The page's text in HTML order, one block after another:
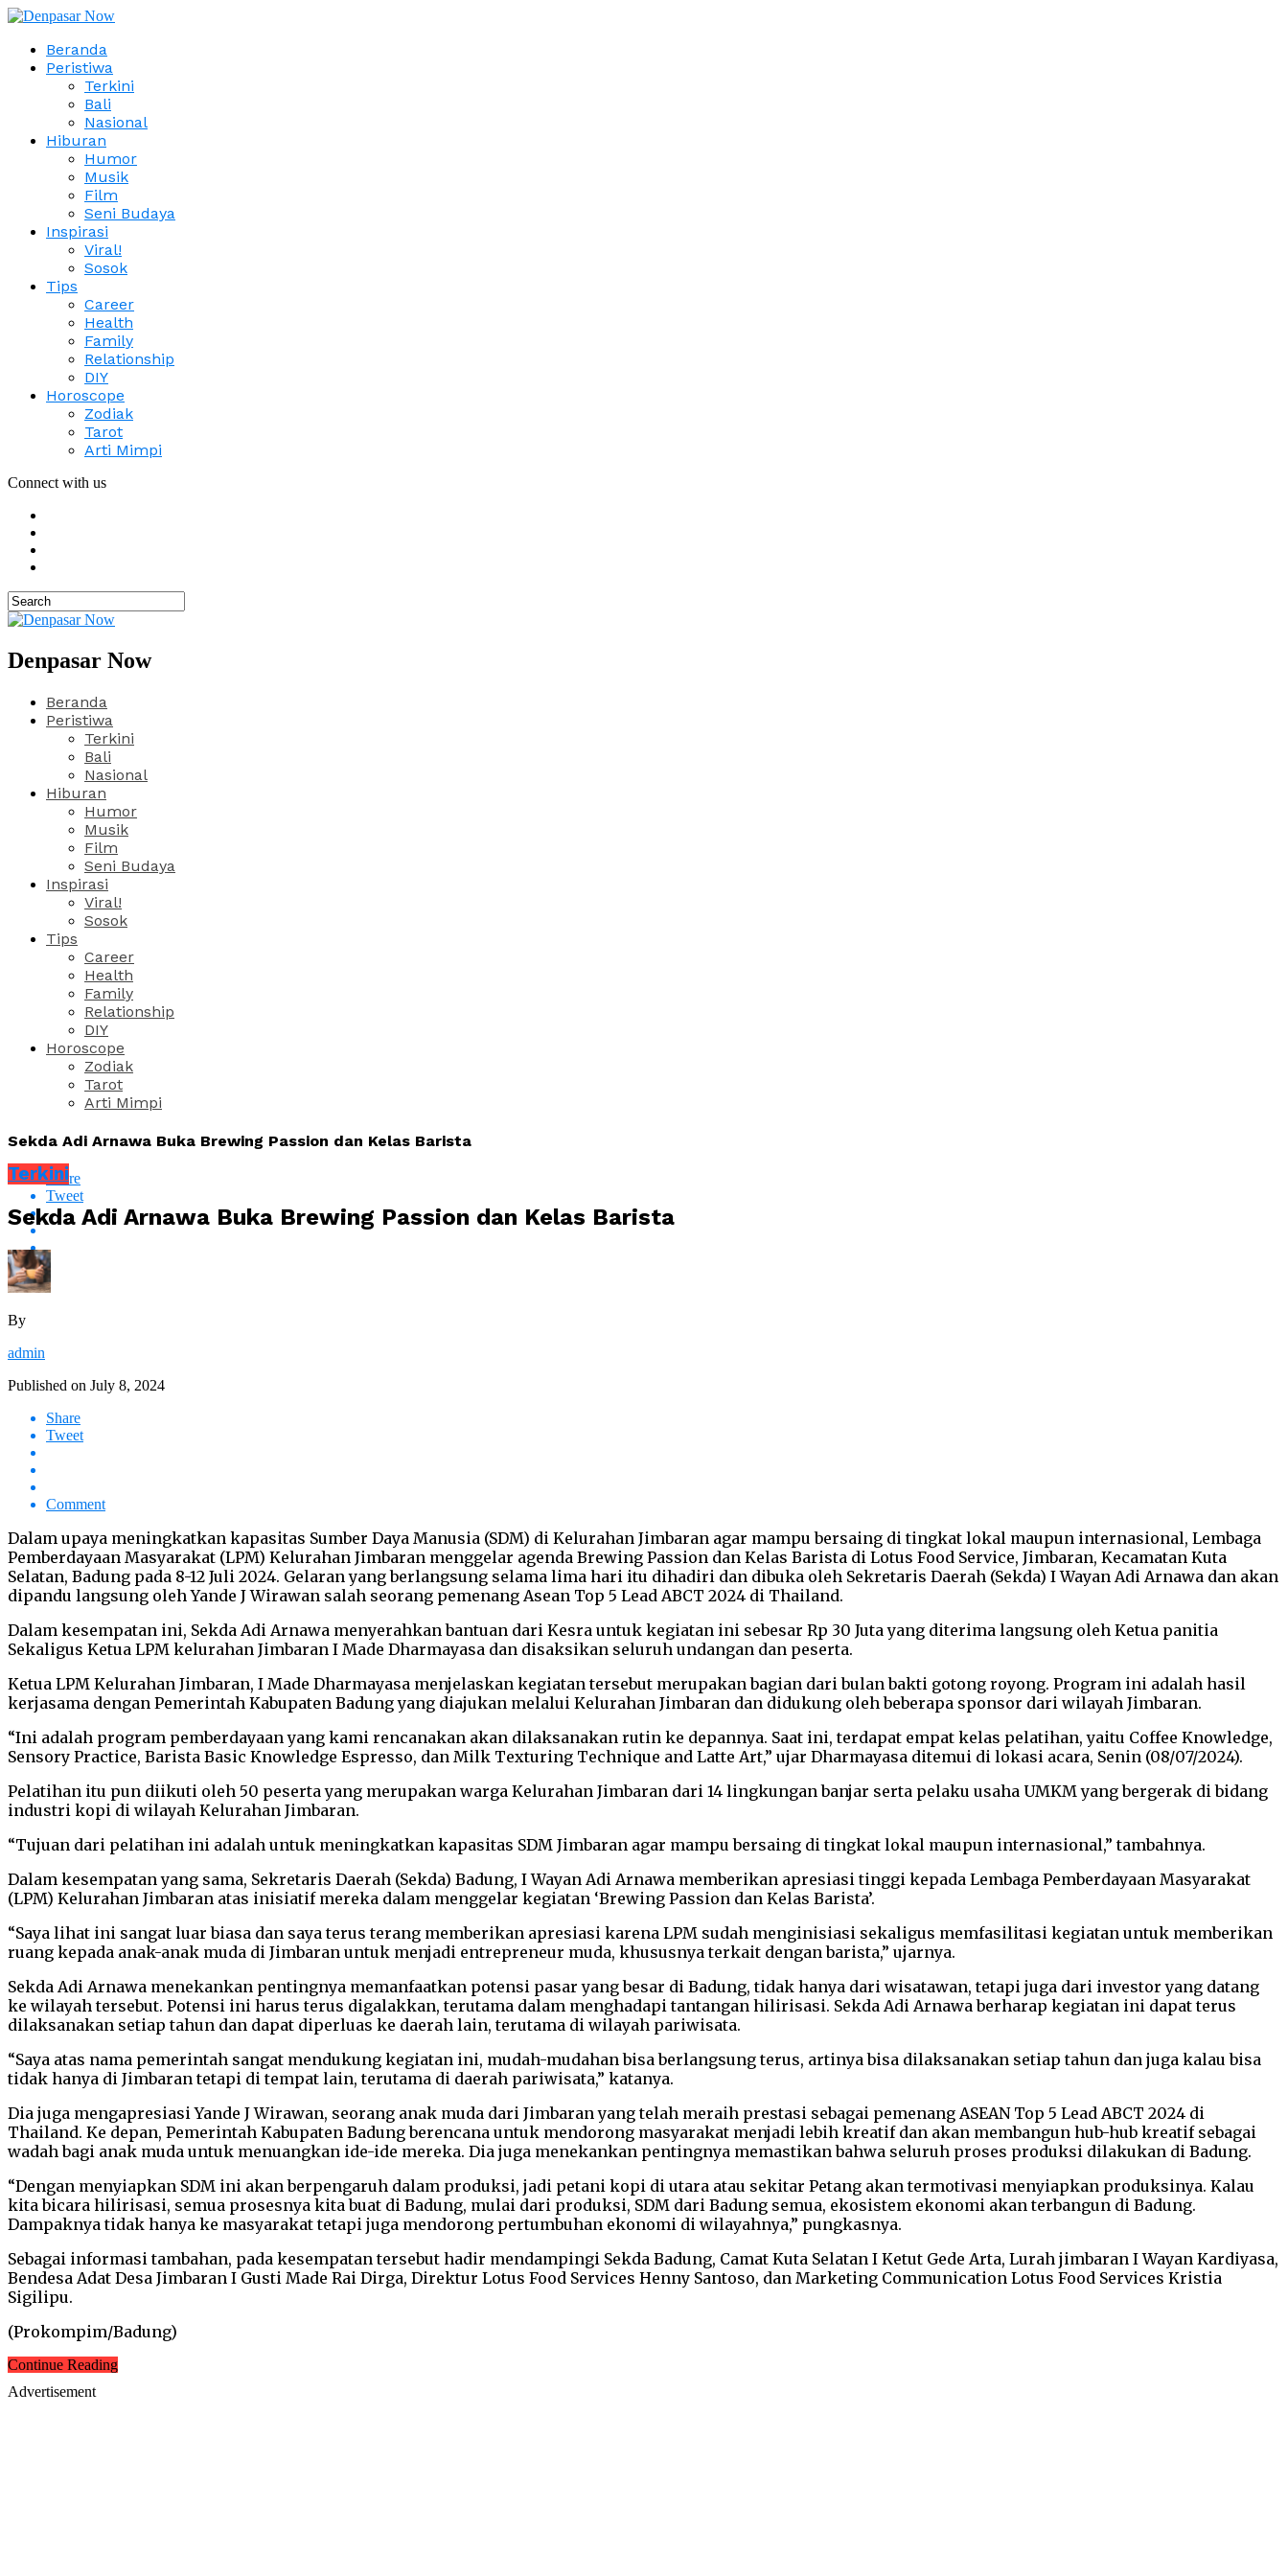
Beranda
Peristiwa
Terkini
Bali
Nasional
Hiburan
Humor
Musik
Film
Seni Budaya
Inspirasi
Viral!
Sosok
Tips
Career
Health
Family
Relationship
DIY
Horoscope
Zodiak
Tarot
Arti Mimpi
Connect with us
Denpasar Now
Beranda
Peristiwa
Terkini
Bali
Nasional
Hiburan
Humor
Musik
Film
Seni Budaya
Inspirasi
Viral!
Sosok
Tips
Career
Health
Family
Relationship
DIY
Horoscope
Zodiak
Tarot
Arti Mimpi
Sekda Adi Arnawa Buka Brewing Passion dan Kelas Barista
Share
Tweet
Terkini
Sekda Adi Arnawa Buka Brewing Passion dan Kelas Barista
By
admin
Published on July 8, 2024
Share
Tweet
Comment
Dalam upaya meningkatkan kapasitas Sumber Daya Manusia (SDM) di Kelurahan Jimbaran agar mampu bersaing di tingkat lokal maupun internasional, Lembaga
Pemberdayaan Masyarakat (LPM) Kelurahan Jimbaran menggelar agenda Brewing Passion dan Kelas Barista di Lotus Food Service, Jimbaran, Kecamatan Kuta
Selatan, Badung pada 8-12 Juli 2024. Gelaran yang berlangsung selama lima hari itu dihadiri dan dibuka oleh Sekretaris Daerah (Sekda) I Wayan Adi Arnawa dan akan
dipandu langsung oleh Yande J Wirawan salah seorang pemenang Asean Top 5 Lead ABCT 2024 di Thailand.
Dalam kesempatan ini, Sekda Adi Arnawa menyerahkan bantuan dari Kesra untuk kegiatan ini sebesar Rp 30 Juta yang diterima langsung oleh Ketua panitia
Sekaligus Ketua LPM kelurahan Jimbaran I Made Dharmayasa dan disaksikan seluruh undangan dan peserta.
Ketua LPM Kelurahan Jimbaran, I Made Dharmayasa menjelaskan kegiatan tersebut merupakan bagian dari bulan bakti gotong royong. Program ini adalah hasil
kerjasama dengan Pemerintah Kabupaten Badung yang diajukan melalui Kelurahan Jimbaran dan didukung oleh beberapa sponsor dari wilayah Jimbaran.
“Ini adalah program pemberdayaan yang kami rencanakan akan dilaksanakan rutin ke depannya. Saat ini, terdapat empat kelas pelatihan, yaitu Coffee Knowledge,
Sensory Practice, Barista Basic Knowledge Espresso, dan Milk Texturing Technique and Latte Art,” ujar Dharmayasa ditemui di lokasi acara, Senin (08/07/2024).
Pelatihan itu pun diikuti oleh 50 peserta yang merupakan warga Kelurahan Jimbaran dari 14 lingkungan banjar serta pelaku usaha UMKM yang bergerak di bidang
industri kopi di wilayah Kelurahan Jimbaran.
“Tujuan dari pelatihan ini adalah untuk meningkatkan kapasitas SDM Jimbaran agar mampu bersaing di tingkat lokal maupun internasional,” tambahnya.
Dalam kesempatan yang sama, Sekretaris Daerah (Sekda) Badung, I Wayan Adi Arnawa memberikan apresiasi tinggi kepada Lembaga Pemberdayaan Masyarakat
(LPM) Kelurahan Jimbaran atas inisiatif mereka dalam menggelar kegiatan ‘Brewing Passion dan Kelas Barista’.
“Saya lihat ini sangat luar biasa dan saya terus terang memberikan apresiasi karena LPM sudah menginisiasi sekaligus memfasilitasi kegiatan untuk memberikan
ruang kepada anak-anak muda di Jimbaran untuk menjadi entrepreneur muda, khususnya terkait dengan barista,” ujarnya.
Sekda Adi Arnawa menekankan pentingnya memanfaatkan potensi pasar yang besar di Badung, tidak hanya dari wisatawan, tetapi juga dari investor yang datang
ke wilayah tersebut. Potensi ini harus terus digalakkan, terutama dalam menghadapi tantangan hilirisasi. Sekda Adi Arnawa berharap kegiatan ini dapat terus
dilaksanakan setiap tahun dan dapat diperluas ke daerah lain, terutama di wilayah pariwisata.
“Saya atas nama pemerintah sangat mendukung kegiatan ini, mudah-mudahan bisa berlangsung terus, artinya bisa dilaksanakan setiap tahun dan juga kalau bisa
tidak hanya di Jimbaran tetapi di tempat lain, terutama di daerah pariwisata,” katanya.
Dia juga mengapresiasi Yande J Wirawan, seorang anak muda dari Jimbaran yang telah meraih prestasi sebagai pemenang ASEAN Top 5 Lead ABCT 2024 di
Thailand. Ke depan, Pemerintah Kabupaten Badung berencana untuk mendorong masyarakat menjadi lebih kreatif dan akan membangun hub-hub kreatif sebagai
wadah bagi anak muda untuk menuangkan ide-ide mereka. Dia juga menekankan pentingnya memastikan bahwa seluruh proses produksi dilakukan di Badung.
“Dengan menyiapkan SDM ini akan berpengaruh dalam produksi, jadi petani kopi di utara atau sekitar Petang akan termotivasi menyiapkan produksinya. Kalau
kita bicara hilirisasi, semua prosesnya kita buat di Badung, mulai dari produksi, SDM dari Badung semua, ekosistem ekonomi akan terbangun di Badung.
Dampaknya tidak hanya ke masyarakat tetapi juga mendorong pertumbuhan ekonomi di wilayahnya,” pungkasnya.
Sebagai informasi tambahan, pada kesempatan tersebut hadir mendampingi Sekda Badung, Camat Kuta Selatan I Ketut Gede Arta, Lurah jimbaran I Wayan Kardiyasa,
Bendesa Adat Desa Jimbaran I Gusti Made Rai Dirga, Direktur Lotus Food Services Henny Santoso, dan Marketing Communication Lotus Food Services Kristia
Sigilipu.
(Prokompim/Badung)
Continue Reading
Advertisement